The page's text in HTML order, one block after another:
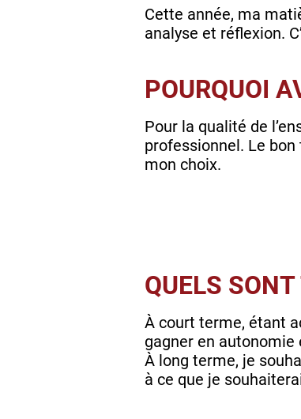
Cette année, ma
analyse et réflexion.
POURQUOI
Pour la qualité de
professionnel. Le
mon choix.
QUELS
À court terme, étant
gagner en
À long terme, je
à ce que je